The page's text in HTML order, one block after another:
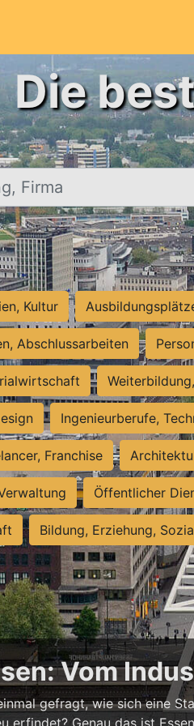
Die
Kultur
Abschlussarbeiten
Ingenieurberufe,
Franchise
Öffentlicher
Bildung, Erziehung,
Vom
gefragt, wie sich eine